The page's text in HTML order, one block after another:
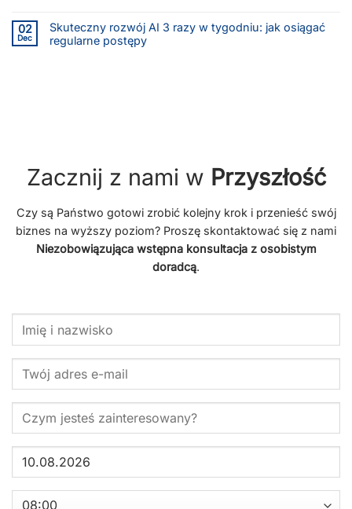
02
Dec
Skuteczny rozwój AI 3 razy w tygodniu: jak osiągać
regularne postępy
Zacznij z nami w Przyszłość
Czy są Państwo gotowi zrobić kolejny krok i przenieść swój
biznes na wyższy poziom? Proszę skontaktować się z nami
Niezobowiązująca wstępna konsultacja z osobistym
doradcą.